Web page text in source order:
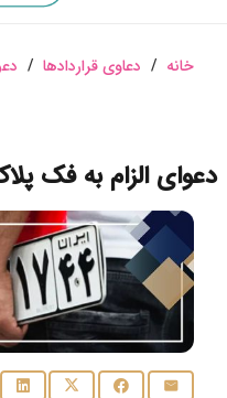
خانه / دعاوی قراردادها /
دعوای الزام به فک